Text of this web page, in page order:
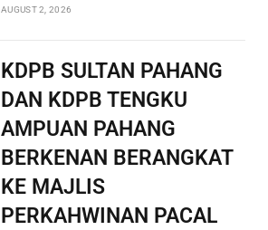
AUGUST 2, 2026
KDPB SULTAN PAHANG
DAN KDPB TENGKU
AMPUAN PAHANG
BERKENAN BERANGKAT
KE MAJLIS
PERKAHWINAN PACAL